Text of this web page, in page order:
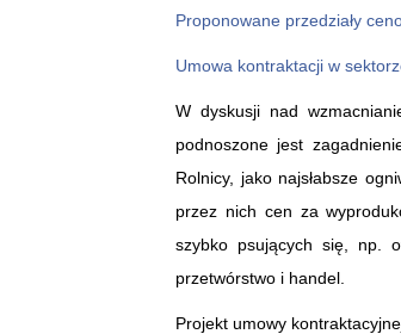
Proponowane przedziały
Umowa kontraktacji w
W dyskusji nad
podnoszone jest
Rolnicy, jako najsłabsze
przez nich cen za
szybko psujących się, np.
przetwórstwo i handel.
Projekt umowy